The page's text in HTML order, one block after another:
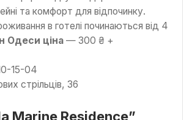
та комфорт для відпочинку.
в готелі починаються від 4
Одеси ціна — 300 ₴ +
15-04
стрільців, 36
Marine Residence”